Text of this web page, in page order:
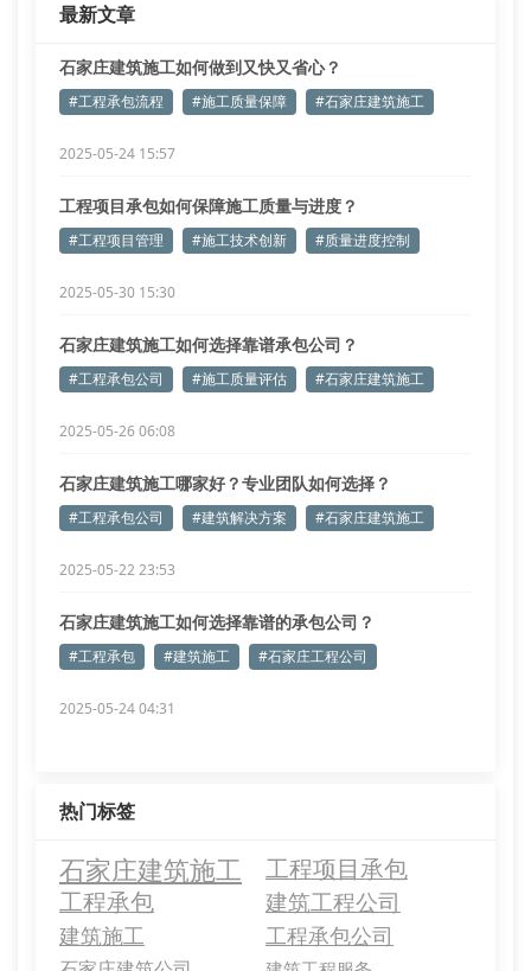
最新文章
石家庄建筑施工如何做到又快又省心？
#工程承包流程 #施工质量保障 #石家庄建筑施工
2025-05-24 15:57
工程项目承包如何保障施工质量与进度？
#工程项目管理 #施工技术创新 #质量进度控制
2025-05-30 15:30
石家庄建筑施工如何选择靠谱承包公司？
#工程承包公司 #施工质量评估 #石家庄建筑施工
2025-05-26 06:08
石家庄建筑施工哪家好？专业团队如何选择？
#工程承包公司 #建筑解决方案 #石家庄建筑施工
2025-05-22 23:53
石家庄建筑施工如何选择靠谱的承包公司？
#工程承包 #建筑施工 #石家庄工程公司
2025-05-24 04:31
热门标签
石家庄建筑施工
工程项目承包
工程承包
建筑工程公司
建筑施工 工程承包公司